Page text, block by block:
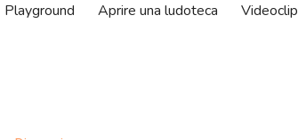
Playground Aprire una ludoteca Videoclip